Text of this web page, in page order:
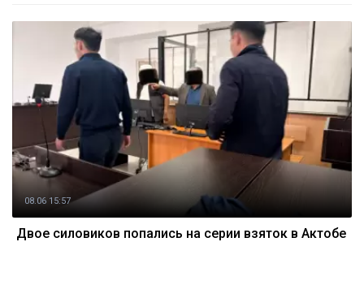
08.06 15:57
Двое силовиков попались на серии взяток в Актобе